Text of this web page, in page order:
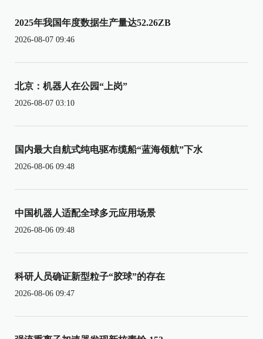
2025年我国年度数据生产量达52.26ZB
2026-08-07 09:46
北京：机器人在公园“上岗”
2026-08-07 03:10
国内最大自航式纯电驱布缆船“蓝海领航”下水
2026-08-06 09:48
中国机器人适配全球多元应用场景
2026-08-06 09:48
科研人员确证新型粒子“胶球”的存在
2026-08-06 09:47